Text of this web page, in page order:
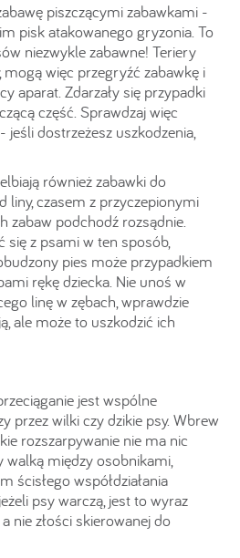
piszczącymi zabawkami -
pisk atakowanego gryzonia. To
niezwykle zabawne! Teriery
mogą więc przegryźć zabawkę i
aparat. Zdarzały się przypadki
część. Sprawdzaj więc
jeśli dostrzeżesz uszkodzenia,
również zabawki do
liny, czasem z przyczepionymi
zabaw podchodź rozsądnie.
się z psami w ten sposób,
pies może przypadkiem
rękę dziecka. Nie unoś w
linę w zębach, wprawdzie
ale może to uszkodzić ich
jest wspólne
przez wilki czy dzikie psy. Wbrew
rozszarpywanie nie ma nic
walką między osobnikami,
ścisłego współdziałania
psy warczą, jest to wyraz
nie złości skierowanej do